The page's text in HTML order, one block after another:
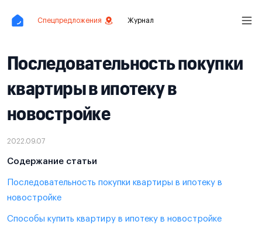
Спецпредложения Журнал
Последовательность покупки
квартиры в ипотеку в
новостройке
2022.09.07
Содержание статьи
Последовательность покупки квартиры в ипотеку в
новостройке
Способы купить квартиру в ипотеку в новостройке